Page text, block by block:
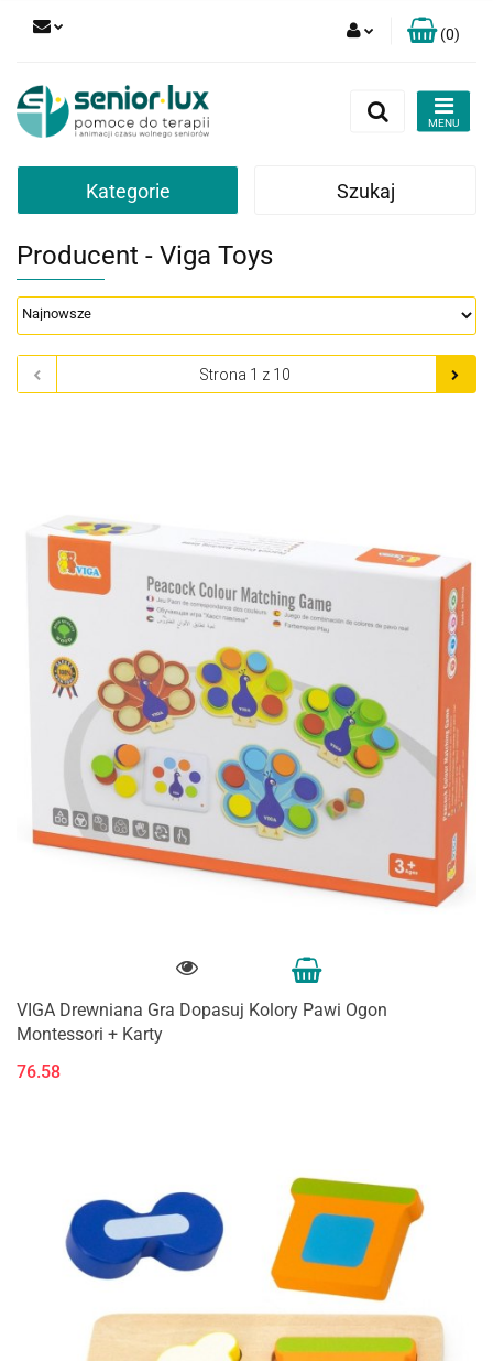
Zarejestruj się
Zgody cookies
(0)
Kategorie Szukaj
Producent - Viga Toys
VIGA Drewniana Gra Dopasuj Kolory Pawi Ogon
Montessori + Karty
76.58